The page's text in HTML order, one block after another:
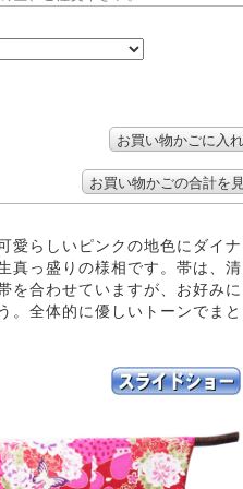
愛らしいピンクの地色にダイナ
真っ盛りの様相です。帯は、清
を合わせていますが、お好みに
。全体的に優しいトーンでまと